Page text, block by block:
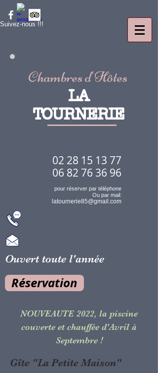
Chambres d'Hôtes
LA
TOURNERIE
Suivez-nous !!!
02 28 15 13 77
06 82 76 36 96
pour réserver par téléphone
Ou par mail:
latournerie85@gmail.com
Ouvert toute l'année
Réservation
NOUVEAUTE 2022, la piscine
couverte et chauffée d'Avril à
Septembre !
Gîte "La Petite Maison"